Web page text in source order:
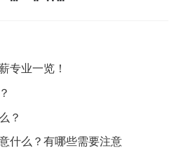
专业一览！
？
什么？有哪些需要注意